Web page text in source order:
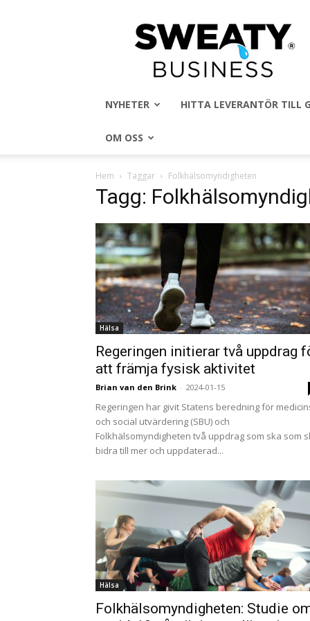
Sweaty
Business
NYHETER HITTA LEVERANTÖR TILL
OM OSS
Hem Taggar Folkhälsomyndigheten
Tagg:
Hälsa
Regeringen initierar två uppdrag
att främja fysisk aktivitet
Brian van den Brink - 2024-01-15
Regeringen har givit Statens beredning för
och social utvärdering (SBU) och
Folkhälsomyndigheten två uppdrag som ska som
bidra till mer och uppdaterad...
Hälsa
Folkhälsomyndigheten: Studie